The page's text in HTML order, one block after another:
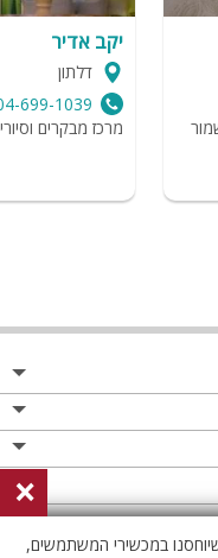
יקב אדיר
דלתון
699-1039
מרכז מבקרים
×
שיוחסנו במכשירי המשתמשים,